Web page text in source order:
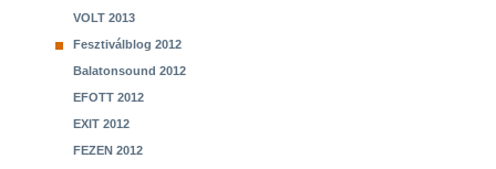
VOLT 2013
Fesztiválblog 2012
Balatonsound 2012
EFOTT 2012
EXIT 2012
FEZEN 2012